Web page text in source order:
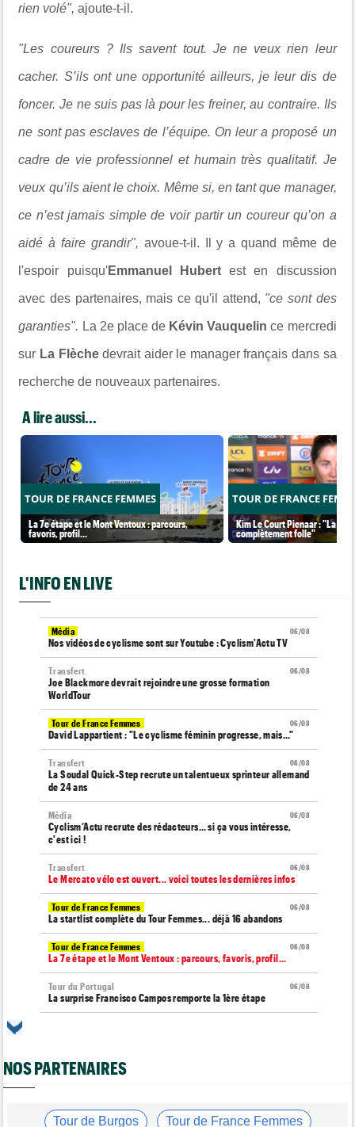
rien volé",ajoute-t-il.
"Les coureurs ? Ils savent tout. Je ne veux rien leur
cacher. S’ils ont une opportunité ailleurs, je leur dis de
foncer. Je ne suis pas là pour les freiner, au contraire. Ils
ne sont pas esclaves de l’équipe. On leur a proposé un
cadre de vie professionnel et humain très qualitatif. Je
veux qu’ils aient le choix. Même si, en tant que manager,
ce n’est jamais simple de voir partir un coureur qu’on a
aidé à faire grandir", avoue-t-il. Il y a quand même de
l'espoir puisqu'Emmanuel Hubertest en discussion
avec des partenaires, mais ce qu'il attend, "ce sont des
garanties". La 2e place de Kévin Vauquelin ce mercredi
sur La Flèchedevrait aider le manager français dans sa
recherche de nouveaux partenaires.
A lire aussi...
TOUR DE FRANCE FEMMES
La 7e étape et le Mont Ventoux : parcours,
favoris, profil…
TOUR DE FRANCE
Kim Le Court Pienaar : "La
complètement folle"
L'INFO EN LIVE
06/08
Média
Nos vidéos de cyclisme sont sur Youtube : Cyclism'Actu TV
06/08
Transfert
Joe Blackmore devrait rejoindre une grosse formation
WorldTour
06/08
Tour de France Femmes
David Lappartient : "Le cyclisme féminin progresse, mais…"
06/08
Transfert
La Soudal Quick-Step recrute un talentueux sprinteur allemand
de 24 ans
06/08
Média
Cyclism’Actu recrute des rédacteurs… si ça vous intéresse,
c'est ici !
06/08
Transfert
Le Mercato vélo est ouvert... voici toutes les dernières infos
06/08
Tour de France Femmes
La startlist complète du Tour Femmes... déjà 16 abandons
06/08
Tour de France Femmes
La 7e étape et le Mont Ventoux : parcours, favoris, profil…
06/08
Tour du Portugal
La surprise Francisco Campos remporte la 1ère étape
Tour de France Femmes
06/08
Tour de France Femmes
NOS PARTENAIRES
Tour de Burgos Tour de France Femmes